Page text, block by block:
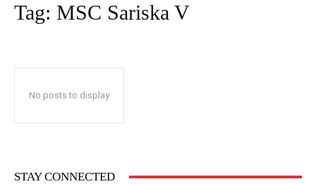
Tag: MSC Sariska V
No posts to display
STAY CONNECTED